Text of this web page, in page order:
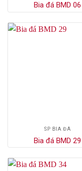
Bia đá BMD 06
SP BIA ĐÁ
Bia đá BMD 29